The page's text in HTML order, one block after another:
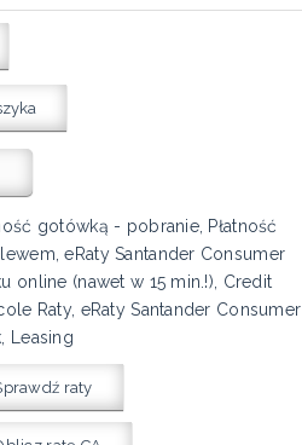
gotówką - pobranie, Płatność
eRaty Santander Consumer
online (nawet w 15 min.!), Credit
Raty, eRaty Santander Consumer
Leasing
raty